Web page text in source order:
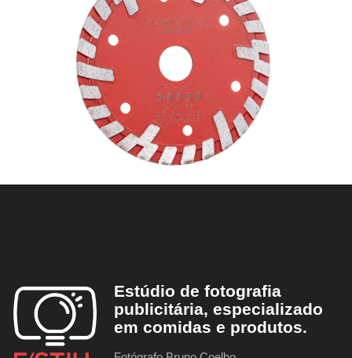
Estúdio de fotografia
publicitária, especializado
em comidas e produtos.